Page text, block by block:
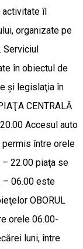
activitate îl
organizate pe
Serviciul
în obiectul de
şi legislaţia în
CENTRALĂ
Accesul auto
între orele
22.00 piaţa se
– 06.00 este
OBORUL
orele 06.00-
luni, între